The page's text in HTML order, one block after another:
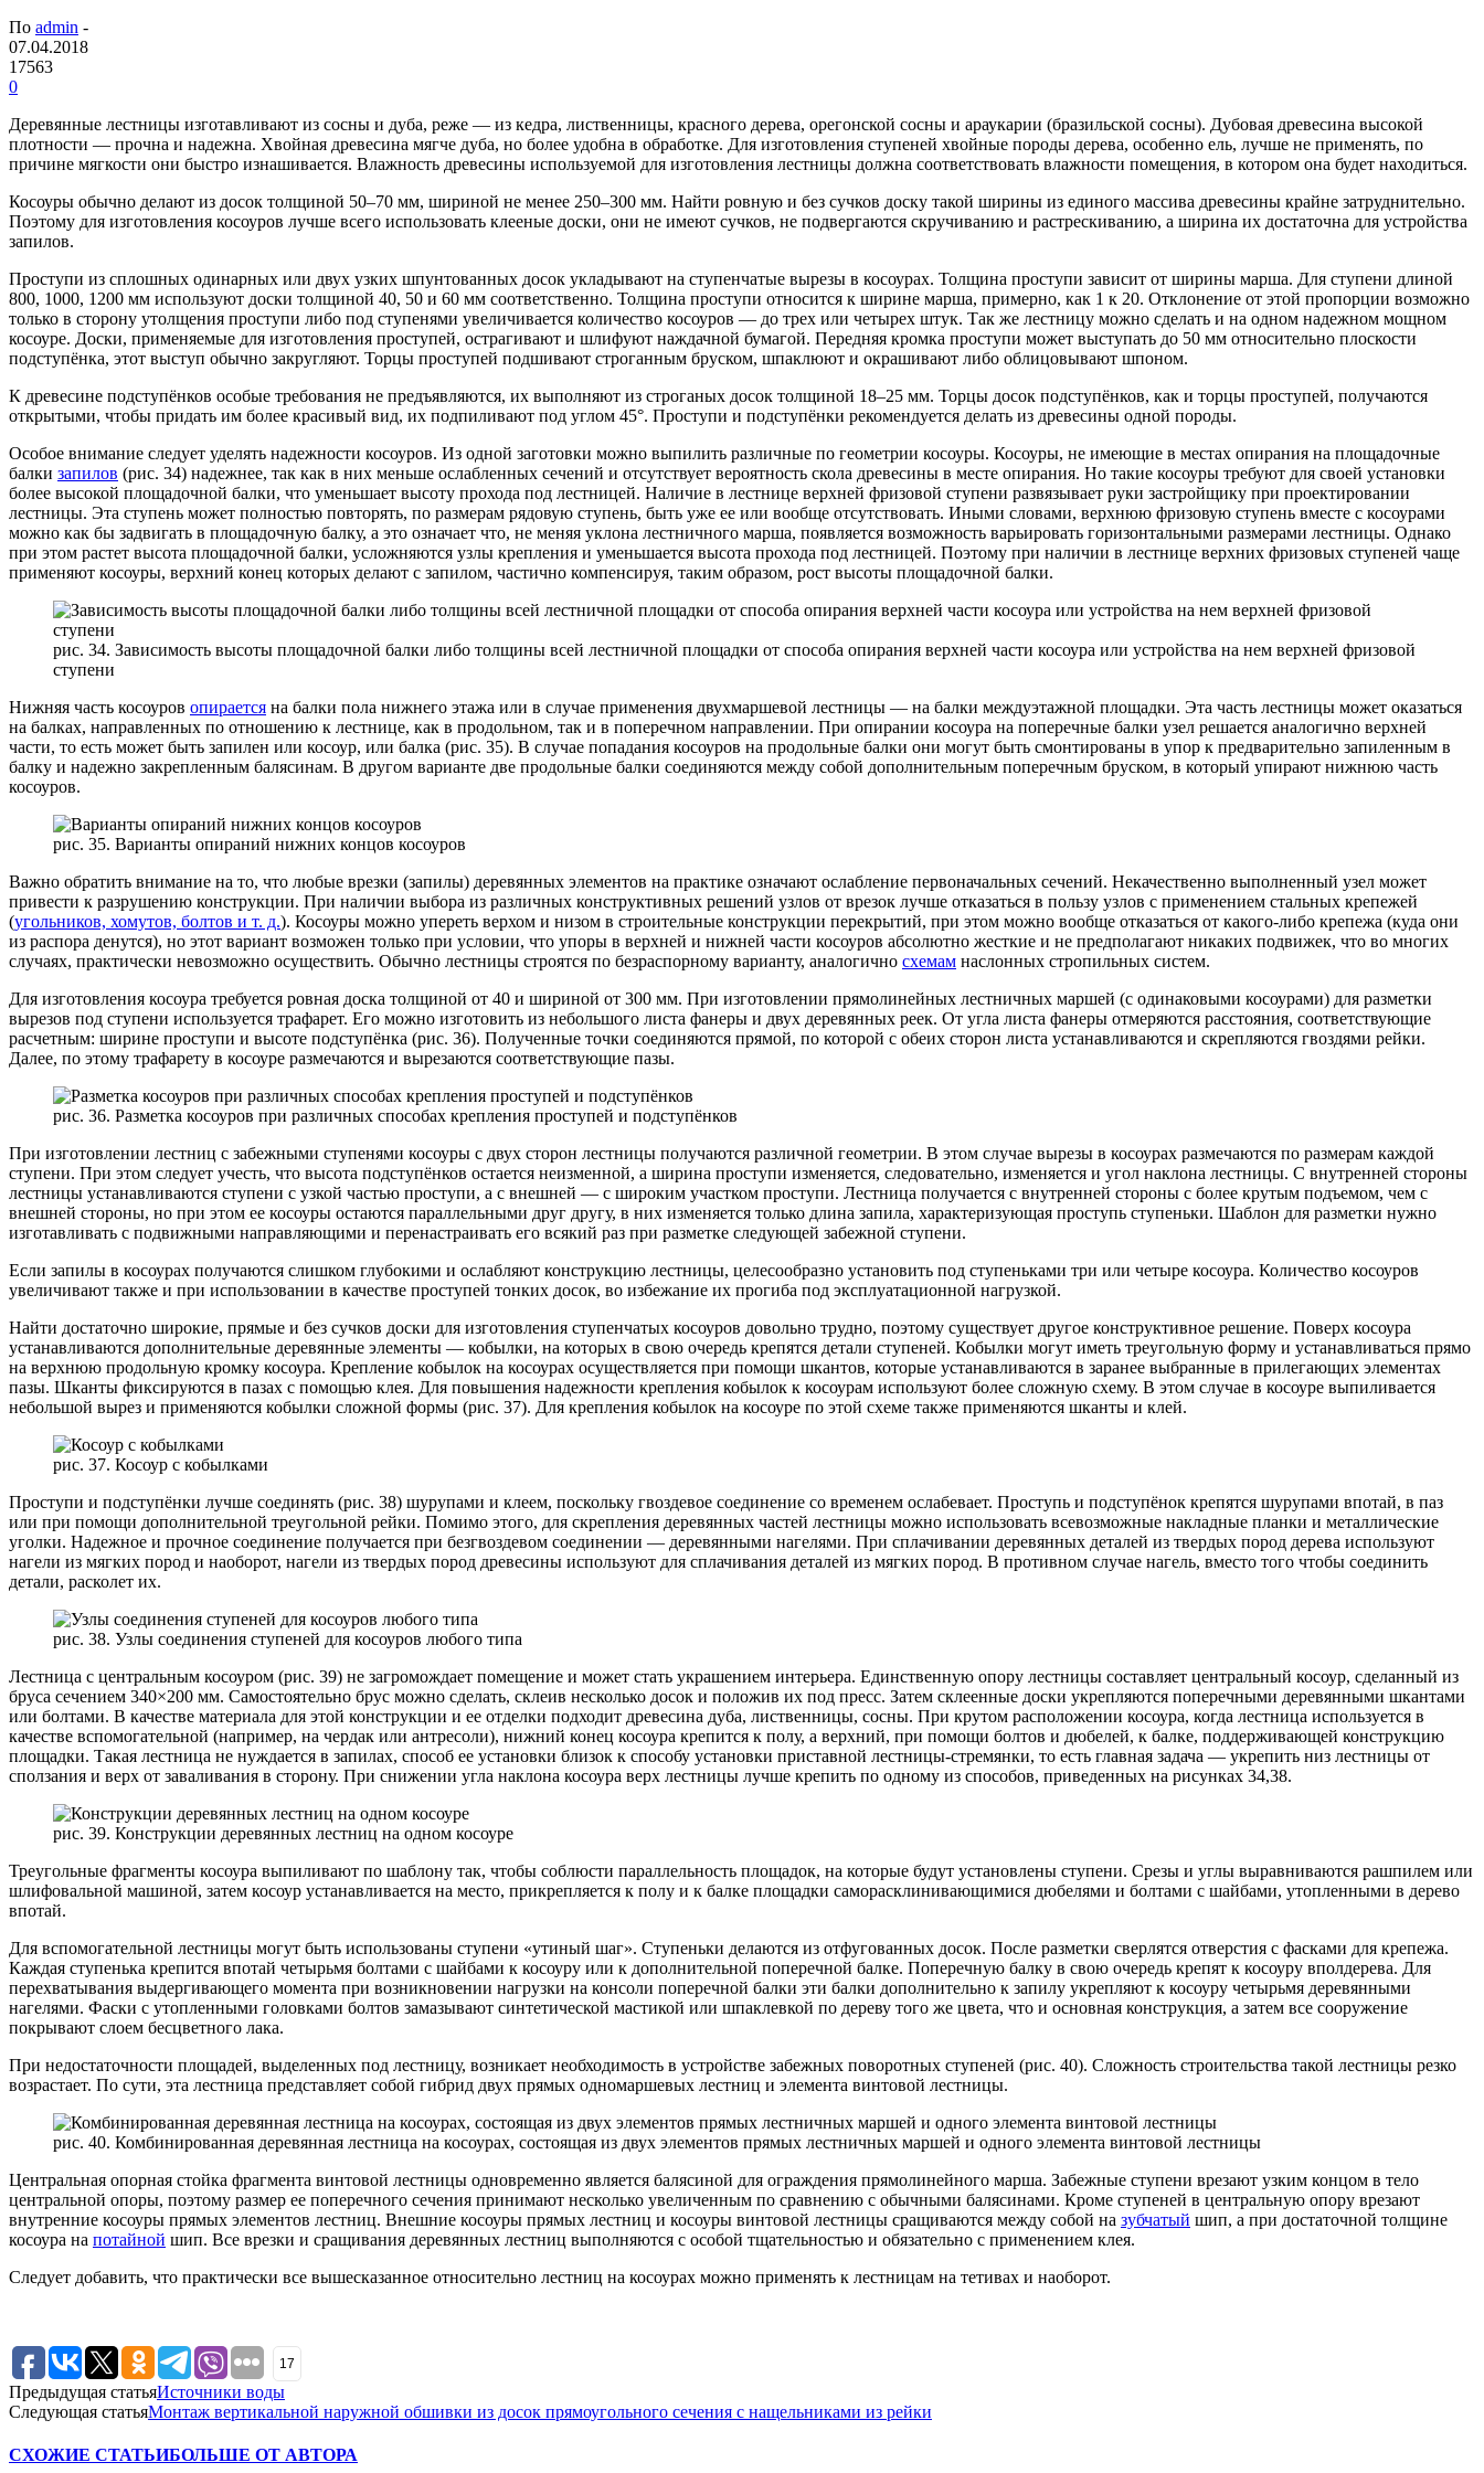
По admin -
07.04.2018
17563
0
Деревянные лестницы изготавливают из сосны и дуба, реже — из кедра, лиственницы, красного дерева, орегонской сосны и араукарии (бразильской сосны). Дубовая древесина высокой
плотности — прочна и надежна. Хвойная древесина мягче дуба, но более удобна в обработке. Для изготовления ступеней хвойные породы дерева, особенно ель, лучше не применять, по
причине мягкости они быстро изнашивается. Влажность древесины используемой для изготовления лестницы должна соответствовать влажности помещения, в котором она будет находиться.
Косоуры обычно делают из досок толщиной 50–70 мм, шириной не менее 250–300 мм. Найти ровную и без сучков доску такой ширины из единого массива древесины крайне затруднительно.
Поэтому для изготовления косоуров лучше всего использовать клееные доски, они не имеют сучков, не подвергаются скручиванию и растрескиванию, а ширина их достаточна для устройства
запилов.
Проступи из сплошных одинарных или двух узких шпунтованных досок укладывают на ступенчатые вырезы в косоурах. Толщина проступи зависит от ширины марша. Для ступени длиной
800, 1000, 1200 мм используют доски толщиной 40, 50 и 60 мм соответственно. Толщина проступи относится к ширине марша, примерно, как 1 к 20. Отклонение от этой пропорции возможно
только в сторону утолщения проступи либо под ступенями увеличивается количество косоуров — до трех или четырех штук. Так же лестницу можно сделать и на одном надежном мощном
косоуре. Доски, применяемые для изготовления проступей, острагивают и шлифуют наждачной бумагой. Передняя кромка проступи может выступать до 50 мм относительно плоскости
подступёнка, этот выступ обычно закругляют. Торцы проступей подшивают строганным бруском, шпаклюют и окрашивают либо облицовывают шпоном.
К древесине подступёнков особые требования не предъявляются, их выполняют из строганых досок толщиной 18–25 мм. Торцы досок подступёнков, как и торцы проступей, получаются
открытыми, чтобы придать им более красивый вид, их подпиливают под углом 45°. Проступи и подступёнки рекомендуется делать из древесины одной породы.
Особое внимание следует уделять надежности косоуров. Из одной заготовки можно выпилить различные по геометрии косоуры. Косоуры, не имеющие в местах опирания на площадочные
балки запилов (рис. 34) надежнее, так как в них меньше ослабленных сечений и отсутствует вероятность скола древесины в месте опирания. Но такие косоуры требуют для своей установки
более высокой площадочной балки, что уменьшает высоту прохода под лестницей. Наличие в лестнице верхней фризовой ступени развязывает руки застройщику при проектировании
лестницы. Эта ступень может полностью повторять, по размерам рядовую ступень, быть уже ее или вообще отсутствовать. Иными словами, верхнюю фризовую ступень вместе с косоурами
можно как бы задвигать в площадочную балку, а это означает что, не меняя уклона лестничного марша, появляется возможность варьировать горизонтальными размерами лестницы. Однако
при этом растет высота площадочной балки, усложняются узлы крепления и уменьшается высота прохода под лестницей. Поэтому при наличии в лестнице верхних фризовых ступеней чаще
применяют косоуры, верхний конец которых делают с запилом, частично компенсируя, таким образом, рост высоты площадочной балки.
рис. 34. Зависимость высоты площадочной балки либо толщины всей лестничной площадки от способа опирания верхней части косоура или устройства на нем верхней фризовой
ступени
Нижняя часть косоуров опирается на балки пола нижнего этажа или в случае применения двухмаршевой лестницы — на балки междуэтажной площадки. Эта часть лестницы может оказаться
на балках, направленных по отношению к лестнице, как в продольном, так и в поперечном направлении. При опирании косоура на поперечные балки узел решается аналогично верхней
части, то есть может быть запилен или косоур, или балка (рис. 35). В случае попадания косоуров на продольные балки они могут быть смонтированы в упор к предварительно запиленным в
балку и надежно закрепленным балясинам. В другом варианте две продольные балки соединяются между собой дополнительным поперечным бруском, в который упирают нижнюю часть
косоуров.
рис. 35. Варианты опираний нижних концов косоуров
Важно обратить внимание на то, что любые врезки (запилы) деревянных элементов на практике означают ослабление первоначальных сечений. Некачественно выполненный узел может
привести к разрушению конструкции. При наличии выбора из различных конструктивных решений узлов от врезок лучше отказаться в пользу узлов с применением стальных крепежей
(угольников, хомутов, болтов и т. д.). Косоуры можно упереть верхом и низом в строительные конструкции перекрытий, при этом можно вообще отказаться от какого-либо крепежа (куда они
из распора денутся), но этот вариант возможен только при условии, что упоры в верхней и нижней части косоуров абсолютно жесткие и не предполагают никаких подвижек, что во многих
случаях, практически невозможно осуществить. Обычно лестницы строятся по безраспорному варианту, аналогично схемам наслонных стропильных систем.
Для изготовления косоура требуется ровная доска толщиной от 40 и шириной от 300 мм. При изготовлении прямолинейных лестничных маршей (с одинаковыми косоурами) для разметки
вырезов под ступени используется трафарет. Его можно изготовить из небольшого листа фанеры и двух деревянных реек. От угла листа фанеры отмеряются расстояния, соответствующие
расчетным: ширине проступи и высоте подступёнка (рис. 36). Полученные точки соединяются прямой, по которой с обеих сторон листа устанавливаются и скрепляются гвоздями рейки.
Далее, по этому трафарету в косоуре размечаются и вырезаются соответствующие пазы.
рис. 36. Разметка косоуров при различных способах крепления проступей и подступёнков
При изготовлении лестниц с забежными ступенями косоуры с двух сторон лестницы получаются различной геометрии. В этом случае вырезы в косоурах размечаются по размерам каждой
ступени. При этом следует учесть, что высота подступёнков остается неизменной, а ширина проступи изменяется, следовательно, изменяется и угол наклона лестницы. С внутренней стороны
лестницы устанавливаются ступени с узкой частью проступи, а с внешней — с широким участком проступи. Лестница получается с внутренней стороны с более крутым подъемом, чем с
внешней стороны, но при этом ее косоуры остаются параллельными друг другу, в них изменяется только длина запила, характеризующая проступь ступеньки. Шаблон для разметки нужно
изготавливать с подвижными направляющими и перенастраивать его всякий раз при разметке следующей забежной ступени.
Если запилы в косоурах получаются слишком глубокими и ослабляют конструкцию лестницы, целесообразно установить под ступеньками три или четыре косоура. Количество косоуров
увеличивают также и при использовании в качестве проступей тонких досок, во избежание их прогиба под эксплуатационной нагрузкой.
Найти достаточно широкие, прямые и без сучков доски для изготовления ступенчатых косоуров довольно трудно, поэтому существует другое конструктивное решение. Поверх косоура
устанавливаются дополнительные деревянные элементы — кобылки, на которых в свою очередь крепятся детали ступеней. Кобылки могут иметь треугольную форму и устанавливаться прямо
на верхнюю продольную кромку косоура. Крепление кобылок на косоурах осуществляется при помощи шкантов, которые устанавливаются в заранее выбранные в прилегающих элементах
пазы. Шканты фиксируются в пазах с помощью клея. Для повышения надежности крепления кобылок к косоурам используют более сложную схему. В этом случае в косоуре выпиливается
небольшой вырез и применяются кобылки сложной формы (рис. 37). Для крепления кобылок на косоуре по этой схеме также применяются шканты и клей.
рис. 37. Косоур с кобылками
Проступи и подступёнки лучше соединять (рис. 38) шурупами и клеем, поскольку гвоздевое соединение со временем ослабевает. Проступь и подступёнок крепятся шурупами впотай, в паз
или при помощи дополнительной треугольной рейки. Помимо этого, для скрепления деревянных частей лестницы можно использовать всевозможные накладные планки и металлические
уголки. Надежное и прочное соединение получается при безгвоздевом соединении — деревянными нагелями. При сплачивании деревянных деталей из твердых пород дерева используют
нагели из мягких пород и наоборот, нагели из твердых пород древесины используют для сплачивания деталей из мягких пород. В противном случае нагель, вместо того чтобы соединить
детали, расколет их.
рис. 38. Узлы соединения ступеней для косоуров любого типа
Лестница с центральным косоуром (рис. 39) не загромождает помещение и может стать украшением интерьера. Единственную опору лестницы составляет центральный косоур, сделанный из
бруса сечением 340×200 мм. Самостоятельно брус можно сделать, склеив несколько досок и положив их под пресс. Затем склеенные доски укрепляются поперечными деревянными шкантами
или болтами. В качестве материала для этой конструкции и ее отделки подходит древесина дуба, лиственницы, сосны. При крутом расположении косоура, когда лестница используется в
качестве вспомогательной (например, на чердак или антресоли), нижний конец косоура крепится к полу, а верхний, при помощи болтов и дюбелей, к балке, поддерживающей конструкцию
площадки. Такая лестница не нуждается в запилах, способ ее установки близок к способу установки приставной лестницы-стремянки, то есть главная задача — укрепить низ лестницы от
сползания и верх от заваливания в сторону. При снижении угла наклона косоура верх лестницы лучше крепить по одному из способов, приведенных на рисунках 34,38.
рис. 39. Конструкции деревянных лестниц на одном косоуре
Треугольные фрагменты косоура выпиливают по шаблону так, чтобы соблюсти параллельность площадок, на которые будут установлены ступени. Срезы и углы выравниваются рашпилем или
шлифовальной машиной, затем косоур устанавливается на место, прикрепляется к полу и к балке площадки саморасклинивающимися дюбелями и болтами с шайбами, утопленными в дерево
впотай.
Для вспомогательной лестницы могут быть использованы ступени «утиный шаг». Ступеньки делаются из отфугованных досок. После разметки сверлятся отверстия с фасками для крепежа.
Каждая ступенька крепится впотай четырьмя болтами с шайбами к косоуру или к дополнительной поперечной балке. Поперечную балку в свою очередь крепят к косоуру вполдерева. Для
перехватывания выдергивающего момента при возникновении нагрузки на консоли поперечной балки эти балки дополнительно к запилу укрепляют к косоуру четырьмя деревянными
нагелями. Фаски с утопленными головками болтов замазывают синтетической мастикой или шпаклевкой по дереву того же цвета, что и основная конструкция, а затем все сооружение
покрывают слоем бесцветного лака.
При недостаточности площадей, выделенных под лестницу, возникает необходимость в устройстве забежных поворотных ступеней (рис. 40). Сложность строительства такой лестницы резко
возрастает. По сути, эта лестница представляет собой гибрид двух прямых одномаршевых лестниц и элемента винтовой лестницы.
рис. 40. Комбинированная деревянная лестница на косоурах, состоящая из двух элементов прямых лестничных маршей и одного элемента винтовой лестницы
Центральная опорная стойка фрагмента винтовой лестницы одновременно является балясиной для ограждения прямолинейного марша. Забежные ступени врезают узким концом в тело
центральной опоры, поэтому размер ее поперечного сечения принимают несколько увеличенным по сравнению с обычными балясинами. Кроме ступеней в центральную опору врезают
внутренние косоуры прямых элементов лестниц. Внешние косоуры прямых лестниц и косоуры винтовой лестницы сращиваются между собой на зубчатый шип, а при достаточной толщине
косоура на потайной шип. Все врезки и сращивания деревянных лестниц выполняются с особой тщательностью и обязательно с применением клея.
Следует добавить, что практически все вышесказанное относительно лестниц на косоурах можно применять к лестницам на тетивах и наоборот.
17
Предыдущая статьяИсточники воды
Следующая статьяМонтаж вертикальной наружной обшивки из досок прямоугольного сечения с нащельниками из рейки
СХОЖИЕ СТАТЬИБОЛЬШЕ ОТ АВТОРА